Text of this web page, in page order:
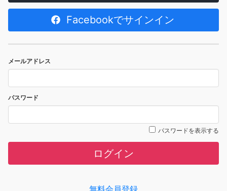
Facebookでサインイン
メールアドレス
パスワード
パスワードを表示する
ログイン
無料会員登録